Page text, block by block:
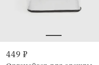
449 ₽